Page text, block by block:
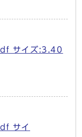
サイズ:3.40
サイ